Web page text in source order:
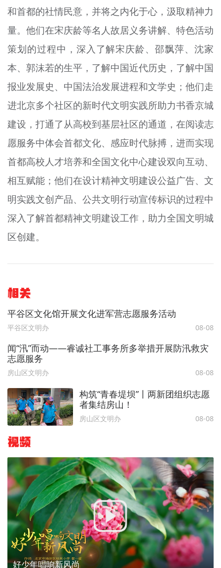
和首都的社情民意，并将之内化于心，汲取精神力
量。他们在宋庆龄等名人故居义务讲解、特色活动
策划的过程中，深入了解宋庆龄、邵飘萍、沈家
本、郭沫若的生平，了解中国近代历史，了解中国
报业发展史、中国法治发展进程和文学史；他们走
进北京多个社区的新时代文明实践所助力书香京城
建设，打通了从高校到基层社区的通道，在阅读志
愿服务中体会首都文化、感应时代脉搏，进而实现
首都高校人才培养和全国文化中心建设双向互动、
相互赋能；他们在设计精神文明建设公益广告、文
明实践文创产品、公共文明行动宣传标识的过程中
深入了解首都精神文明建设工作，助力全国文明城
区创建。
相关
平谷区文化馆开展文化进军营志愿服务活动
平谷区文明办 08-08
闻“汛”而动——睿诚社工事务所多举措开展防汛救灾
志愿服务
房山区文明办 08-08
构筑“青春堤坝”丨两新团组织志愿
者集结房山！
房山区文明办 08-08
视频
好少年唱响新风尚